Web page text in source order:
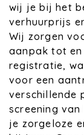
wij je bij het
verhuurprijs
Wij zorgen
aanpak tot
registratie,
voor een
verschillende
screening
je zorgeloze